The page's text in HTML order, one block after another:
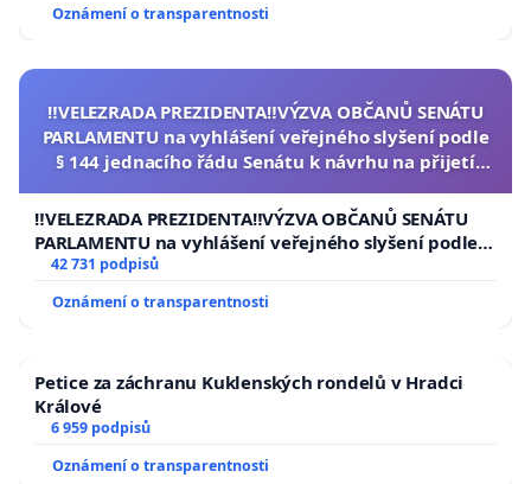
Oznámení o transparentnosti
‼️VELEZRADA PREZIDENTA‼️VÝZVA OBČANŮ SENÁTU
PARLAMENTU na vyhlášení veřejného slyšení podle
§ 144 jednacího řádu Senátu k návrhu na přijetí
republiky
‼️VELEZRADA PREZIDENTA‼️VÝZVA OBČANŮ SENÁTU
PARLAMENTU na vyhlášení veřejného slyšení podle §
144 jednacího řádu Senátu k návrhu na přijetí
republiky
42 731 podpisů
Oznámení o transparentnosti
Petice za záchranu Kuklenských rondelů v Hradci
Králové
6 959 podpisů
Oznámení o transparentnosti